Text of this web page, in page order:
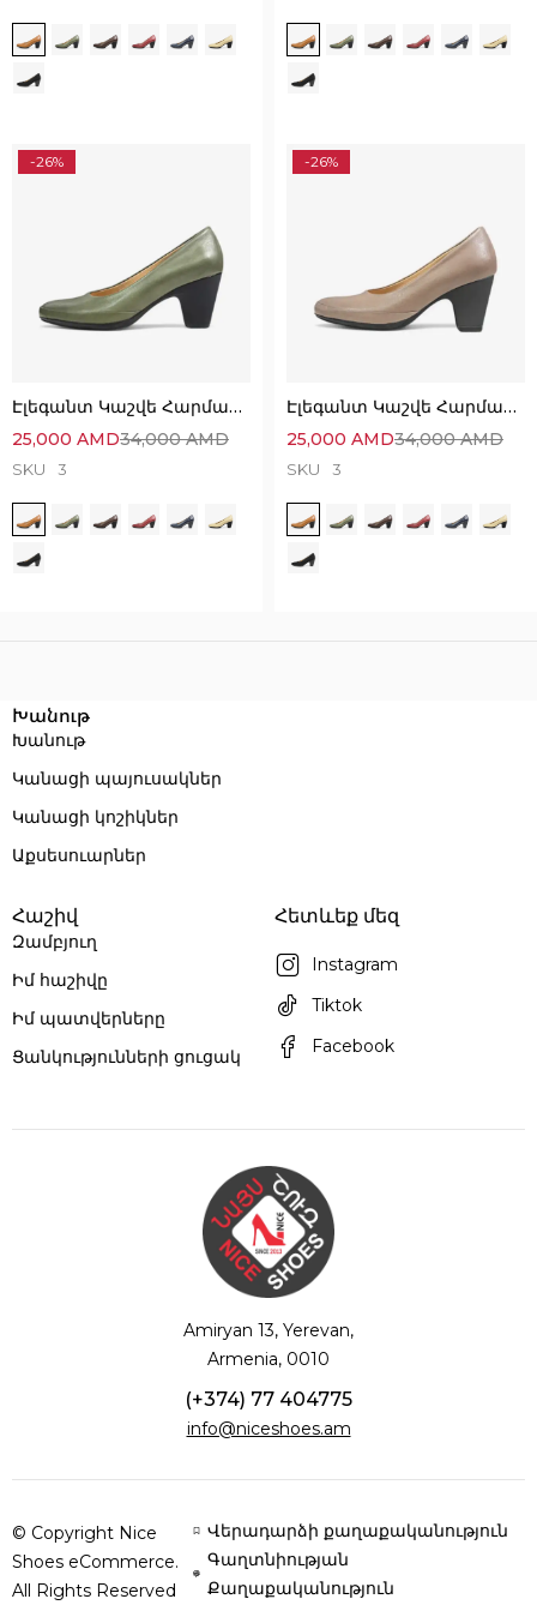
-26%
Էլեգանտ Կաշվե Հարմարավետ Կոշիկներ
34,000AMD
25,000 AMD
SKU 3
-26%
Էլեգանտ Կաշվե Հարմարավետ Կոշիկներ
34,000AMD
25,000 AMD
SKU 3
Խանութ
Խանութ
Կանացի պայուսակներ
Կանացի կոշիկներ
Աքսեսուարներ
Հաշիվ
Զամբյուղ
Իմ հաշիվը
Իմ պատվերները
Ցանկությունների ցուցակ
Հետևեք մեզ
Instagram
Tiktok
Facebook
Amiryan 13, Yerevan,
Armenia, 0010
(+374) 77 404775
info@niceshoes.am
© Copyright Nice
Shoes eCommerce.
All Rights Reserved
Վերադարձի քաղաքականություն
Գաղտնիության
Քաղաքականություն